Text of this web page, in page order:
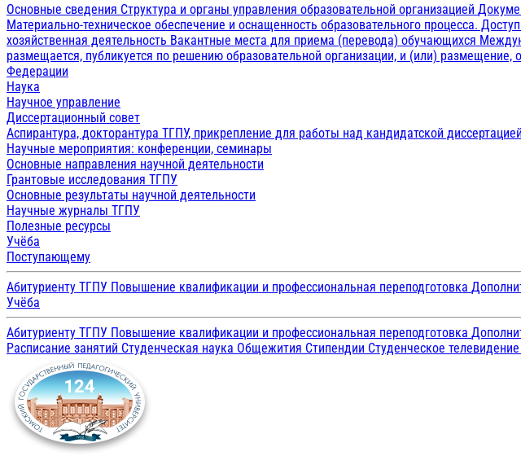
Основные сведения Структура и органы управления образовательной организацией
Материально-техническое обеспечение и оснащенность образовательного процесса.
хозяйственная деятельность Вакантные места для приема (перевода) обучающихся
размещается, публикуется по решению образовательной организации, и (или)
Федерации
Наука
Научное управление
Диссертационный совет
Аспирантура, докторантура ТГПУ, прикрепление для работы над кандидатской диссертацией
Научные мероприятия: конференции, семинары
Основные направления научной деятельности
Грантовые исследования ТГПУ
Основные результаты научной деятельности
Научные журналы ТГПУ
Полезные ресурсы
Учёба
Поступающему
Абитуриенту ТГПУ Повышение квалификации и профессиональная переподготовка
Учёба
Абитуриенту ТГПУ Повышение квалификации и профессиональная переподготовка
Расписание занятий Студенческая наука Общежития Стипендии Студенческое